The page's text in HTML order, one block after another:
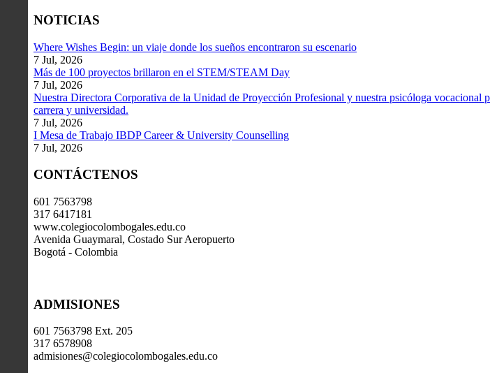
NOTICIAS
Where Wishes Begin: un viaje donde los sueños encontraron su escenario
7 Jul, 2026
Más de 100 proyectos brillaron en el STEM/STEAM Day
7 Jul, 2026
Nuestra Directora Corporativa de la Unidad de Proyección Profesional y nuestra psicóloga
carrera y universidad.
7 Jul, 2026
I Mesa de Trabajo IBDP Career & University Counselling
7 Jul, 2026
CONTÁCTENOS
601 7563798
317 6417181
www.colegiocolombogales.edu.co
Avenida Guaymaral, Costado Sur Aeropuerto
Bogotá - Colombia
ADMISIONES
601 7563798 Ext. 205
317 6578908
admisiones@colegiocolombogales.edu.co